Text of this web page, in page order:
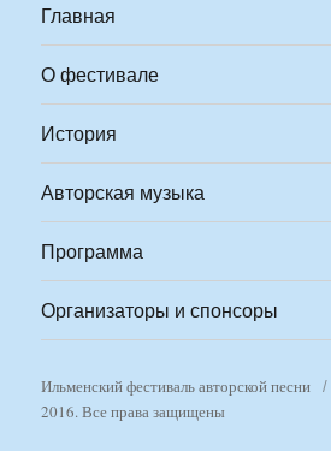
Главная
О фестивале
История
Авторская музыка
Программа
Организаторы и спонсоры
Ильменский фестиваль авторской песни
2016. Все права защищены